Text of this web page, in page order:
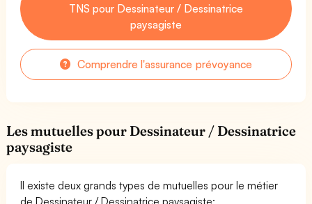
TNS pour Dessinateur / Dessinatrice
paysagiste
Comprendre l'assurance prévoyance
Les mutuelles pour Dessinateur / Dessinatrice
paysagiste
Il existe deux grands types de mutuelles pour le métier
de Dessinateur / Dessinatrice paysagiste: